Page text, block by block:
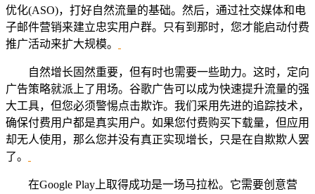
优化(ASO)，打好自然流量的基础。然后，通过社交媒体和电
子邮件营销来建立忠实用户群。只有到那时，您才能启动付费
推广活动来扩大规模。
自然增长固然重要，但有时也需要一些助力。这时，定向
广告策略就派上了用场。谷歌广告可以成为快速提升流量的强
大工具，但您必须警惕点击欺诈。我们采用先进的追踪技术，
确保付费用户都是真实用户。如果您付费购买下载量，但应用
却无人使用，那么您并没有真正实现增长，只是在自欺欺人罢
了。
在Google Play上取得成功是一场马拉松。它需要创意营